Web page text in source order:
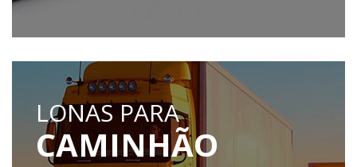
LONAS PARA
CAMINHÃO